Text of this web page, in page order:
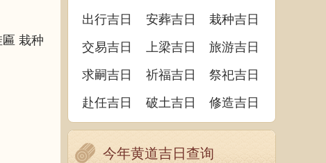
栽种
出行吉日
安葬吉日
栽种吉日
交易吉日
上梁吉日
旅游吉日
求嗣吉日
祈福吉日
祭祀吉日
赴任吉日
破土吉日 修造吉日
今年黄道吉日查询